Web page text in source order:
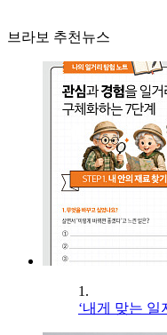
브라보 추천뉴스
1.
‘내게 맞는 일